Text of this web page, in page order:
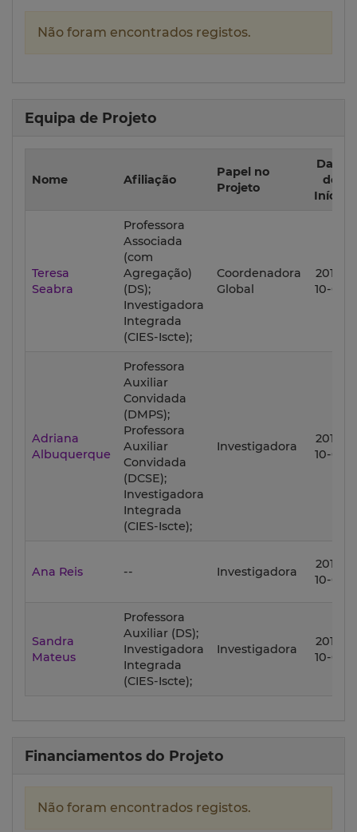
Não foram encontrados registos.
Equipa de Projeto
Nome Afiliação
Papel no
Projeto
Data
de
Início
Teresa
Seabra
Professora
Associada
(com
Agregação)
(DS);
Investigadora
Integrada
(CIES-Iscte);
Coordenadora
Global
2017-
10-02
Adriana
Albuquerque
Professora
Auxiliar
Convidada
(DMPS);
Professora
Auxiliar
Convidada
(DCSE);
Investigadora
Integrada
(CIES-Iscte);
Investigadora
2017-
10-02
Ana Reis -- Investigadora
2017-
10-02
Sandra
Mateus
Professora
Auxiliar (DS);
Investigadora
Integrada
(CIES-Iscte);
Investigadora
2017-
10-02
Financiamentos do Projeto
Não foram encontrados registos.